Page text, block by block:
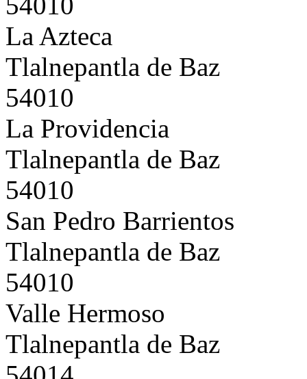
La Azteca
Tlalnepantla de Baz
54010
La Providencia
Tlalnepantla de Baz
54010
San Pedro Barrientos
Tlalnepantla de Baz
54010
Valle Hermoso
Tlalnepantla de Baz